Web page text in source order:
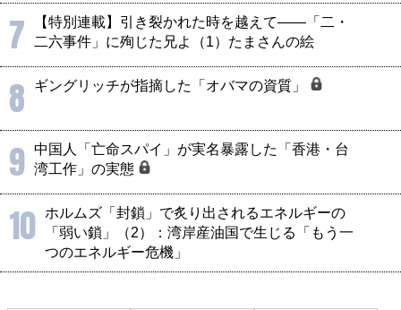
7
【特別連載】引き裂かれた時を越えて――「二・
二六事件」に殉じた兄よ（1）たまさんの絵
8 ギングリッチが指摘した「オバマの資質」
9 中国人「亡命スパイ」が実名暴露した「香港・台
湾工作」の実態
10
ホルムズ「封鎖」で炙り出されるエネルギーの
「弱い鎖」（2）：湾岸産油国で生じる「もう一
つのエネルギー危機」